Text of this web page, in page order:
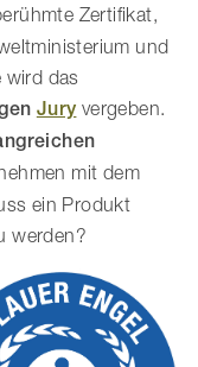
Zertifikat,
und
wird das
Jury vergeben.
mit dem
ein Produkt
werden?